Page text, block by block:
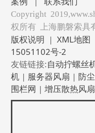
Copyright
权所有 上海鹏磐索具
版权说明 | XML地图
15051102号-2
友链链接:自动拧螺丝
机| 服务器风扇 | 防
围栏网 | 增压散热风扇